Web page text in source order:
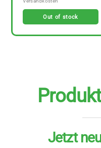
Out of stock
Jetzt